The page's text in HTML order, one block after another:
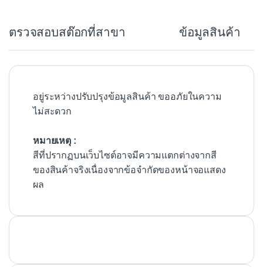
o
o
ตรวจสอบสต๊อกที่สาขา ข้อมูลสินค้า
อยู่ระหว่างปรับปรุงข้อมูลสินค้า ขออภัยในความ
ไม่สะดวก
หมายเหตุ :
สีที่ปรากฏบนเว็บไซต์อาจมีความแตกต่างจากสี
ของสินค้าจริงเนื่องจากข้อจำกัดของหน้าจอแสดง
ผล